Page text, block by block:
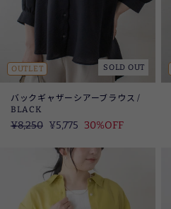
OUTLET SOLD OUT
バックギャザーシアーブラウス /
BLACK
定
¥8,250 SALE
¥5,775 30%OFF